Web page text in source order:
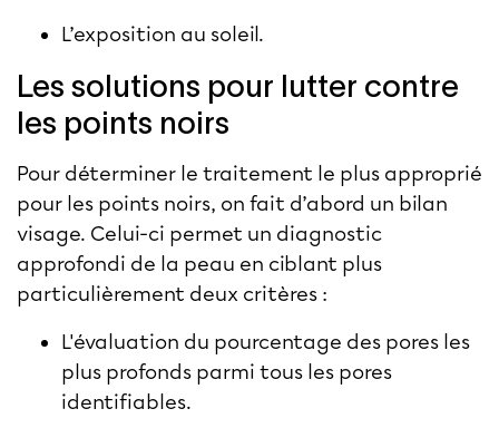
L’exposition au soleil.
Les solutions pour lutter contre
les points noirs
Pour déterminer le traitement le plus approprié
pour les points noirs, on fait d’abord un bilan
visage. Celui-ci permet un diagnostic
approfondi de la peau en ciblant plus
particulièrement deux critères :
L'évaluation du pourcentage des pores les
plus profonds parmi tous les pores
identifiables.